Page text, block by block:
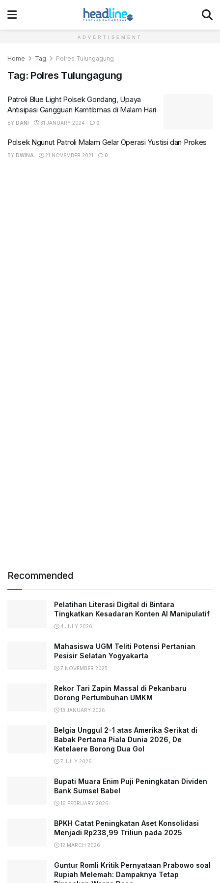
ADVERTISEMENT
Home Tag Polres Tulungagung
Tag: Polres Tulungagung
Patroli Blue Light Polsek Gondang, Upaya
Antisipasi Gangguan Kamtibmas di Malam Hari
BY DANI 31 JANUARY 2024 0
Polsek Ngunut Patroli Malam Gelar Operasi Yustisi dan Prokes
BY DWINA 21 NOVEMBER 2021 0
Recommended
Pelatihan Literasi Digital di Bintara
Tingkatkan Kesadaran Konten AI Manipulatif
4 JULY 2026
Mahasiswa UGM Teliti Potensi Pertanian
Pesisir Selatan Yogyakarta
7 NOVEMBER 2025
Rekor Tari Zapin Massal di Pekanbaru
Dorong Pertumbuhan UMKM
13 JANUARY 2026
Belgia Unggul 2-1 atas Amerika Serikat di
Babak Pertama Piala Dunia 2026, De
Ketelaere Borong Dua Gol
7 JULY 2026
Bupati Muara Enim Puji Peningkatan Dividen
Bank Sumsel Babel
16 FEBRUARY 2026
BPKH Catat Peningkatan Aset Konsolidasi
Menjadi Rp238,99 Triliun pada 2025
12 MARCH 2026
Guntur Romli Kritik Pernyataan Prabowo soal
Rupiah Melemah: Dampaknya Tetap